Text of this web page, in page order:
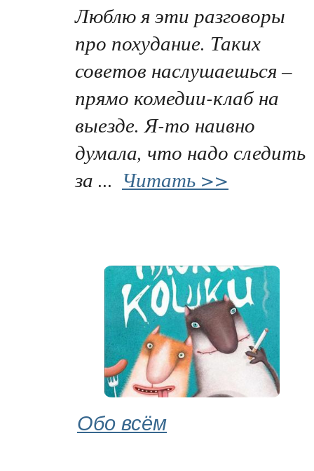
Люблю я эти разговоры
про похудание. Таких
советов наслушаешься –
прямо комедии-клаб на
выезде. Я-то наивно
думала, что надо следить
за ... Читать >>
Обо всём